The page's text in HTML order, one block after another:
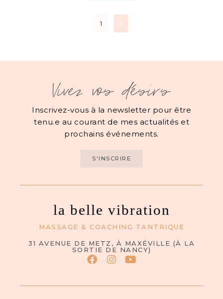
1 2
Vivez vos désirs
Inscrivez-vous à la newsletter pour être
tenu.e au courant de mes actualités et
prochains événements.
S'INSCRIRE
la belle vibration
MASSAGE & COACHING TANTRIQUE
31 AVENUE DE METZ, À MAXÉVILLE (À LA
SORTIE DE NANCY)